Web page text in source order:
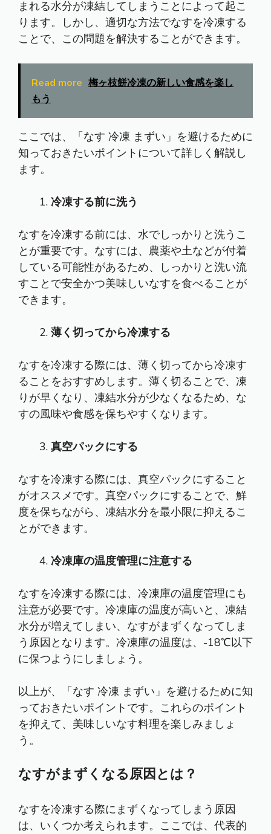
まれる水分が凍結してしまうことによって起こ
ります。しかし、適切な方法でなすを冷凍する
ことで、この問題を解決することができます。
Read more 梅ヶ枝餅冷凍の新しい食感を楽し
もう
ここでは、「なす 冷凍 まずい」を避けるために
知っておきたいポイントについて詳しく解説し
ます。
冷凍する前に洗う
なすを冷凍する前には、水でしっかりと洗うこ
とが重要です。なすには、農薬や土などが付着
している可能性があるため、しっかりと洗い流
すことで安全かつ美味しいなすを食べることが
できます。
薄く切ってから冷凍する
なすを冷凍する際には、薄く切ってから冷凍す
ることをおすすめします。薄く切ることで、凍
りが早くなり、凍結水分が少なくなるため、な
すの風味や食感を保ちやすくなります。
真空パックにする
なすを冷凍する際には、真空パックにすること
がオススメです。真空パックにすることで、鮮
度を保ちながら、凍結水分を最小限に抑えるこ
とができます。
冷凍庫の温度管理に注意する
なすを冷凍する際には、冷凍庫の温度管理にも
注意が必要です。冷凍庫の温度が高いと、凍結
水分が増えてしまい、なすがまずくなってしま
う原因となります。冷凍庫の温度は、-18℃以下
に保つようにしましょう。
以上が、「なす 冷凍 まずい」を避けるために知
っておきたいポイントです。これらのポイント
を抑えて、美味しいなす料理を楽しみましょ
う。
なすがまずくなる原因とは？
なすを冷凍する際にまずくなってしまう原因
は、いくつか考えられます。ここでは、代表的